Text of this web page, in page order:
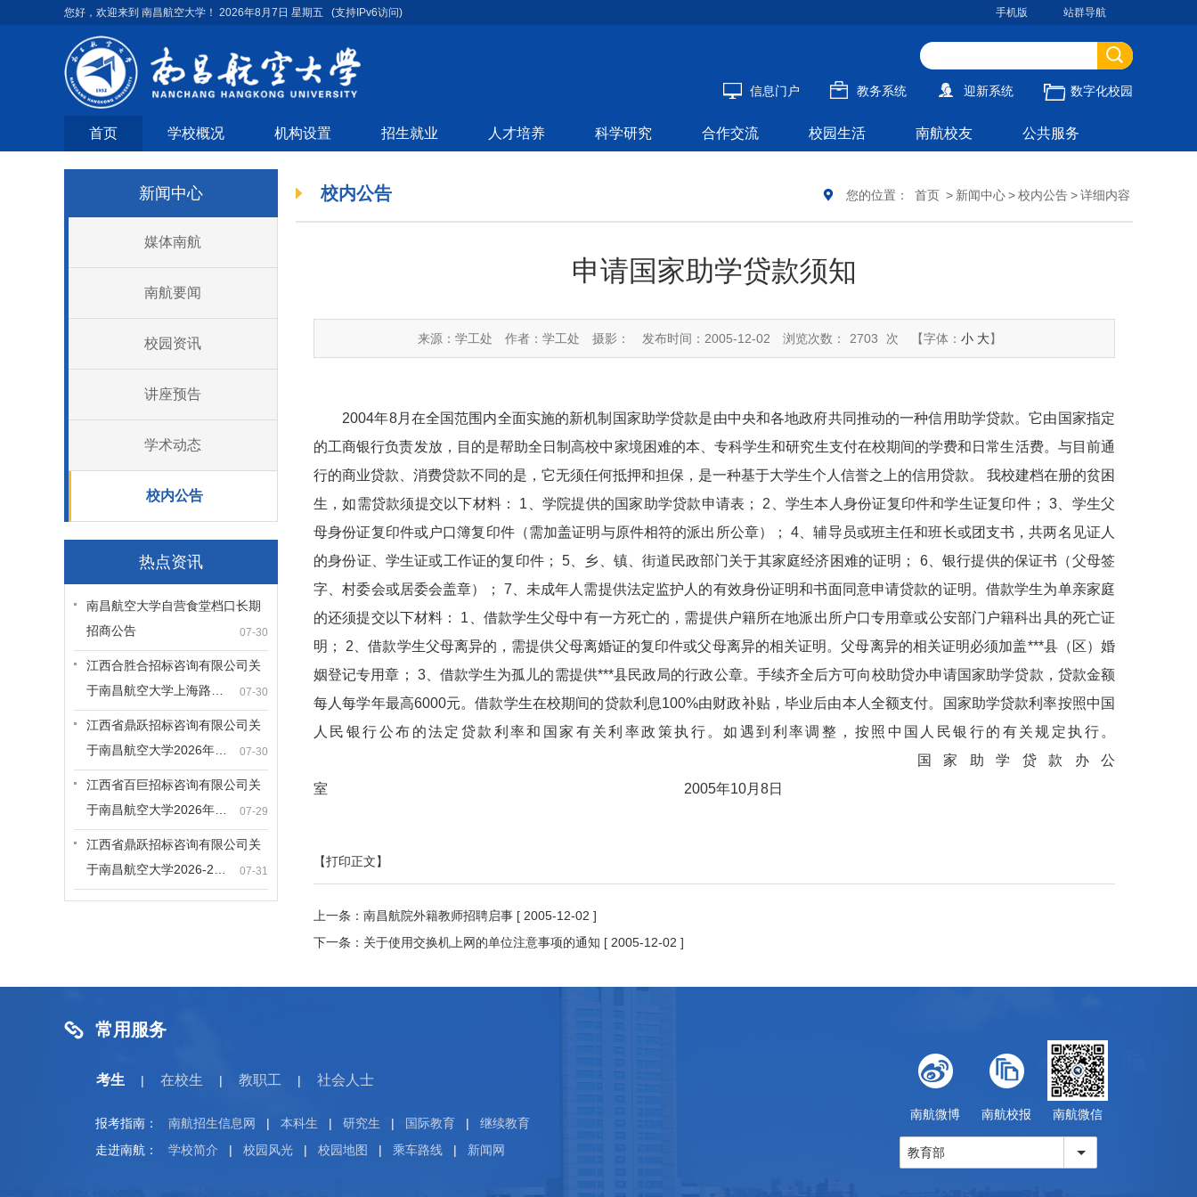
您好，欢迎来到 南昌航空大学！ 2026年8月7日 星期五 (支持IPv6访问) 手机版 站群导航
信息门户 教务系统 迎新系统 数字化校园
首页 学校概况 机构设置 招生就业 人才培养 科学研究 合作交流 校园生活 南航校友 公共服务
新闻中心
媒体南航
南航要闻
校园资讯
讲座预告
学术动态
校内公告
热点资讯
07-30
南昌航空大学自营食堂档口长期
招商公告
07-30
江西合胜合招标咨询有限公司关
于南昌航空大学上海路…
07-30
江西省鼎跃招标咨询有限公司关
于南昌航空大学2026年…
07-29
江西省百巨招标咨询有限公司关
于南昌航空大学2026年…
07-31
江西省鼎跃招标咨询有限公司关
于南昌航空大学2026-2…
您的位置： 首页 > 新闻中心>校内公告>详细内容
校内公告
申请国家助学贷款须知
来源：学工处 作者：学工处 摄影： 发布时间：2005-12-02 浏览次数： 2703 次 【字体： 小 大】
2004年8月在全国范围内全面实施的新机制国家助学贷款是由中央和各地政府共同推动的一种信用助学贷款。它由国家指定
的工商银行负责发放，目的是帮助全日制高校中家境困难的本、专科学生和研究生支付在校期间的学费和日常生活费。与目前通
行的商业贷款、消费贷款不同的是，它无须任何抵押和担保，是一种基于大学生个人信誉之上的信用贷款。 我校建档在册的贫困
生，如需贷款须提交以下材料： 1、学院提供的国家助学贷款申请表； 2、学生本人身份证复印件和学生证复印件； 3、学生父
母身份证复印件或户口簿复印件（需加盖证明与原件相符的派出所公章）； 4、辅导员或班主任和班长或团支书，共两名见证人
的身份证、学生证或工作证的复印件； 5、乡、镇、街道民政部门关于其家庭经济困难的证明； 6、银行提供的保证书（父母签
字、村委会或居委会盖章）； 7、未成年人需提供法定监护人的有效身份证明和书面同意申请贷款的证明。借款学生为单亲家庭
的还须提交以下材料： 1、借款学生父母中有一方死亡的，需提供户籍所在地派出所户口专用章或公安部门户籍科出具的死亡证
明； 2、借款学生父母离异的，需提供父母离婚证的复印件或父母离异的相关证明。父母离异的相关证明必须加盖***县（区）婚
姻登记专用章； 3、借款学生为孤儿的需提供***县民政局的行政公章。手续齐全后方可向校助贷办申请国家助学贷款，贷款金额
每人每学年最高6000元。借款学生在校期间的贷款利息100%由财政补贴，毕业后由本人全额支付。国家助学贷款利率按照中国
人民银行公布的法定贷款利率和国家有关利率政策执行。如遇到利率调整，按照中国人民银行的有关规定执行。
国家助学贷款办公
室 2005年10月8日
【打印正文】
上一条： 南昌航院外籍教师招聘启事 [ 2005-12-02 ]
下一条： 关于使用交换机上网的单位注意事项的通知 [ 2005-12-02 ]
常用服务
考生 | 在校生 | 教职工 | 社会人士
报考指南： 南航招生信息网 | 本科生 | 研究生 | 国际教育 |
继续教育
走进南航：
学校简介 | 校园风光 | 校园地图 | 乘车路线 | 新闻网
南航微博 南航校报 南航微信
教育部